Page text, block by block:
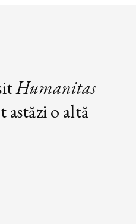
Humanitas
o altă